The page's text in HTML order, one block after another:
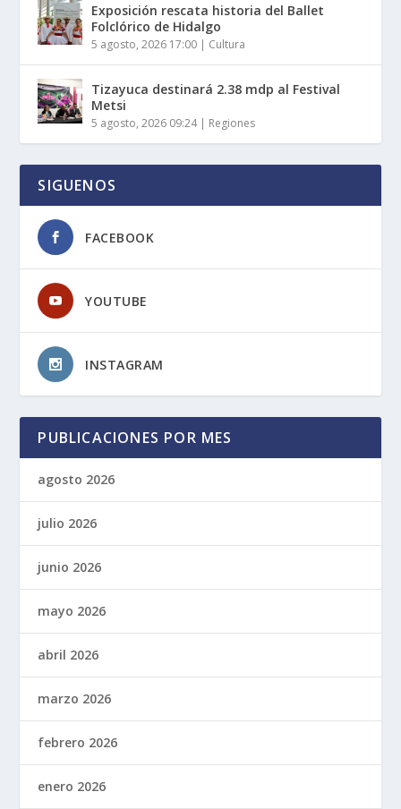
Exposición rescata historia del Ballet
Folclórico de Hidalgo
5 agosto, 2026 17:00 | Cultura
Tizayuca destinará 2.38 mdp al Festival
Metsi
5 agosto, 2026 09:24| Regiones
SIGUENOS
FACEBOOK
YOUTUBE
INSTAGRAM
PUBLICACIONES POR MES
agosto 2026
julio 2026
junio 2026
mayo 2026
abril 2026
marzo 2026
febrero 2026
enero 2026